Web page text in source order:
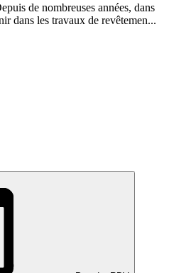
de nombreuses années, dans
dans les travaux de revêtemen...